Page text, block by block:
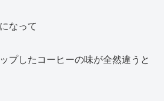
なって
プしたコーヒーの味が全然違うと